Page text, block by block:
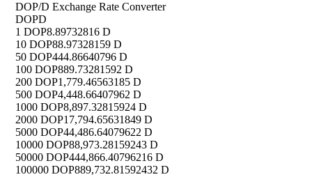
DOP/D Exchange Rate Converter
DOPD
1 DOP8.89732816 D
10 DOP88.97328159 D
50 DOP444.86640796 D
100 DOP889.73281592 D
200 DOP1,779.46563185 D
500 DOP4,448.66407962 D
1000 DOP8,897.32815924 D
2000 DOP17,794.65631849 D
5000 DOP44,486.64079622 D
10000 DOP88,973.28159243 D
50000 DOP444,866.40796216 D
100000 DOP889,732.81592432 D